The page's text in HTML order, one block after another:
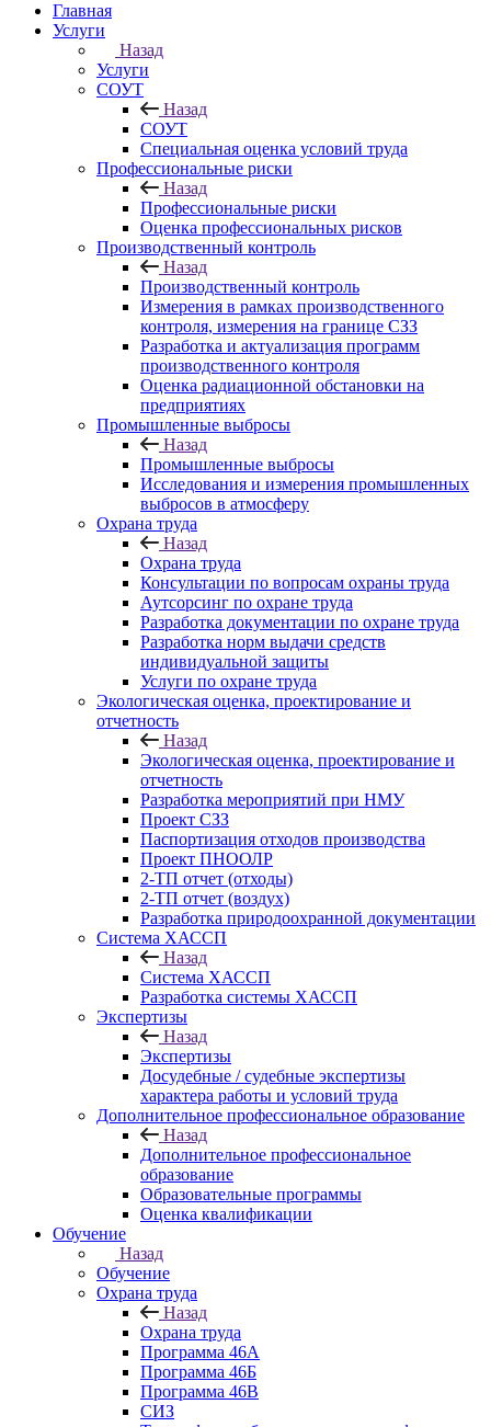
Главная
Услуги
Назад
Услуги
СОУТ
Назад
СОУТ
Специальная оценка условий труда
Профессиональные риски
Назад
Профессиональные риски
Оценка профессиональных рисков
Производственный контроль
Назад
Производственный контроль
Измерения в рамках производственного
контроля, измерения на границе СЗЗ
Разработка и актуализация программ
производственного контроля
Оценка радиационной обстановки на
предприятиях
Промышленные выбросы
Назад
Промышленные выбросы
Исследования и измерения промышленных
выбросов в атмосферу
Охрана труда
Назад
Охрана труда
Консультации по вопросам охраны труда
Аутсорсинг по охране труда
Разработка документации по охране труда
Разработка норм выдачи средств
индивидуальной защиты
Услуги по охране труда
Экологическая оценка, проектирование и
отчетность
Назад
Экологическая оценка, проектирование и
отчетность
Разработка мероприятий при НМУ
Проект СЗЗ
Паспортизация отходов производства
Проект ПНООЛР
2-ТП отчет (отходы)
2-ТП отчет (воздух)
Разработка природоохранной документации
Система ХАССП
Назад
Система ХАССП
Разработка системы ХАССП
Экспертизы
Назад
Экспертизы
Досудебные / судебные экспертизы
характера работы и условий труда
Дополнительное профессиональное образование
Назад
Дополнительное профессиональное
образование
Образовательные программы
Оценка квалификации
Обучение
Назад
Обучение
Охрана труда
Назад
Охрана труда
Программа 46А
Программа 46Б
Программа 46В
СИЗ